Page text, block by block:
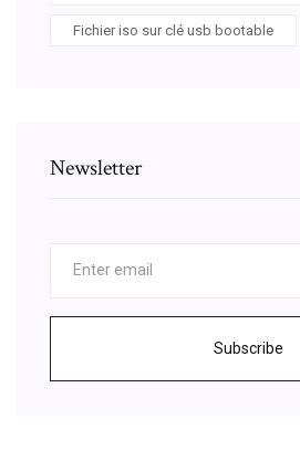
Fichier iso sur clé usb bootable
Newsletter
Subscribe